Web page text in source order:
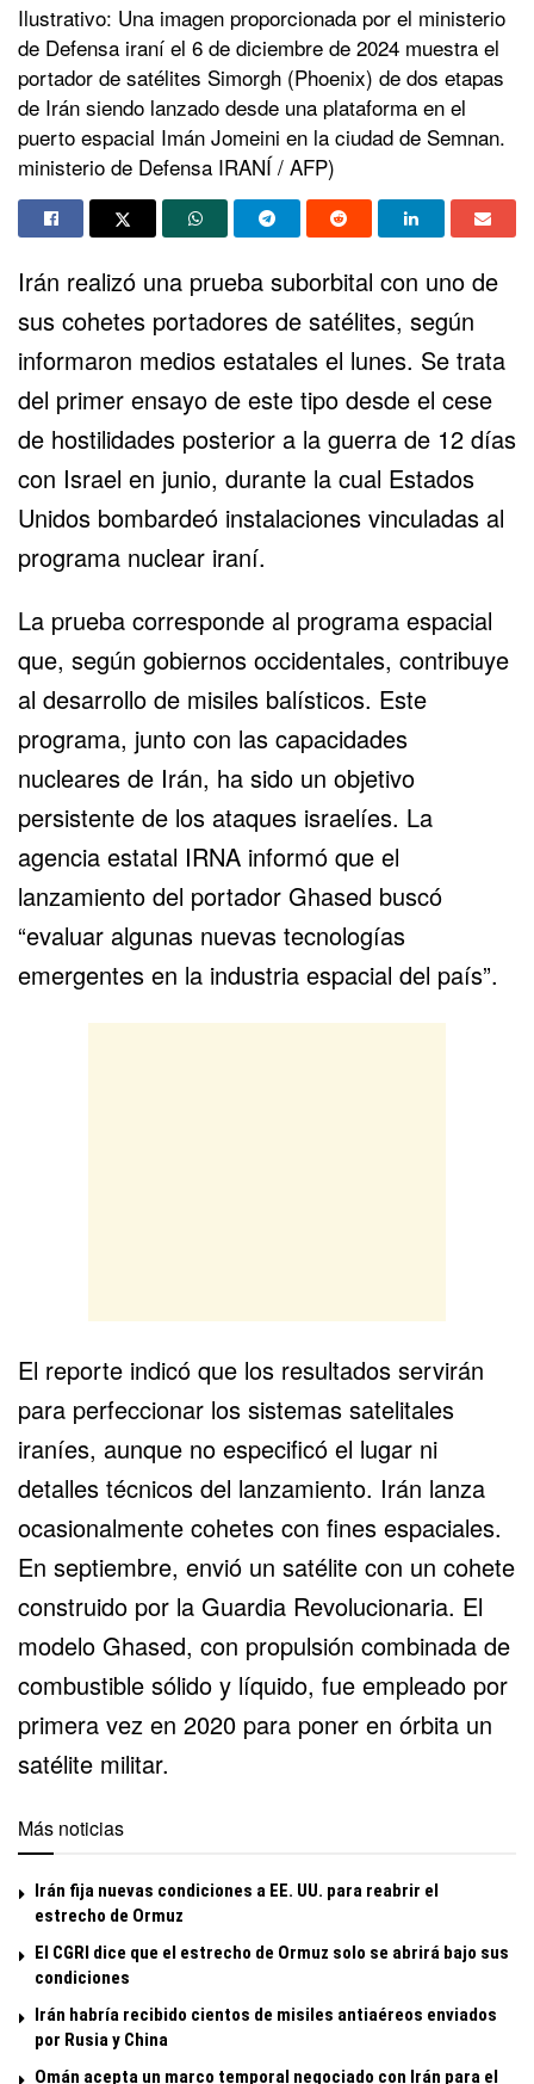
Ilustrativo: Una imagen proporcionada por el ministerio
de Defensa iraní el 6 de diciembre de 2024 muestra el
portador de satélites Simorgh (Phoenix) de dos etapas
de Irán siendo lanzado desde una plataforma en el
puerto espacial Imán Jomeini en la ciudad de Semnan.
ministerio de Defensa IRANÍ / AFP)
Irán realizó una prueba suborbital con uno de
sus cohetes portadores de satélites, según
informaron medios estatales el lunes. Se trata
del primer ensayo de este tipo desde el cese
de hostilidades posterior a la guerra de 12 días
con Israel en junio, durante la cual Estados
Unidos bombardeó instalaciones vinculadas al
programa nuclear iraní.
La prueba corresponde al programa espacial
que, según gobiernos occidentales, contribuye
al desarrollo de misiles balísticos. Este
programa, junto con las capacidades
nucleares de Irán, ha sido un objetivo
persistente de los ataques israelíes. La
agencia estatal IRNA informó que el
lanzamiento del portador Ghased buscó
“evaluar algunas nuevas tecnologías
emergentes en la industria espacial del país”.
El reporte indicó que los resultados servirán
para perfeccionar los sistemas satelitales
iraníes, aunque no especificó el lugar ni
detalles técnicos del lanzamiento. Irán lanza
ocasionalmente cohetes con fines espaciales.
En septiembre, envió un satélite con un cohete
construido por la Guardia Revolucionaria. El
modelo Ghased, con propulsión combinada de
combustible sólido y líquido, fue empleado por
primera vez en 2020 para poner en órbita un
satélite militar.
Más noticias
Irán fija nuevas condiciones a EE. UU. para reabrir el
estrecho de Ormuz
El CGRI dice que el estrecho de Ormuz solo se abrirá bajo sus
condiciones
Irán habría recibido cientos de misiles antiaéreos enviados
por Rusia y China
Omán acepta un marco temporal negociado con Irán para el